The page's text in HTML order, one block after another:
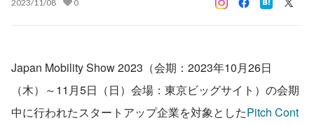
2023/11/08 0
Japan Mobility Show 2023（会期：2023年10月26日
（木）～11月5日（日）会場：東京ビッグサイト）の会期
中に行われたスタートアップ企業を対象としたPitch Cont